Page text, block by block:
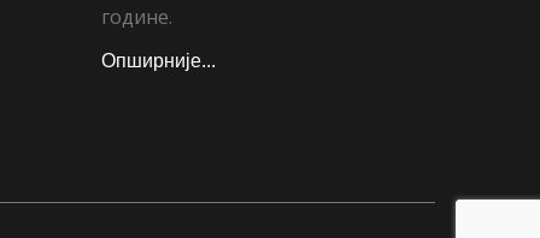
године.
Опширније...